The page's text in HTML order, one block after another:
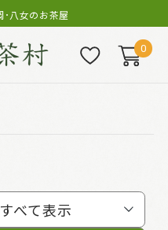
八女のお茶屋
0
すべて表示